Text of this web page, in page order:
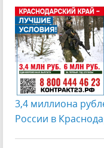
3,4 миллиона
России в